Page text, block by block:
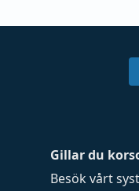
Gillar du
Besök vårt